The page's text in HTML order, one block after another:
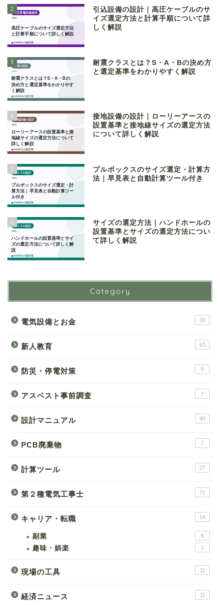
2
引込設備の設計｜高圧ケーブルのサ
イズ選定方法と計算手順について詳
しく解説
3
耐震クラスとは？S・A・Bの決め方
と選定基準をわかりやすく解説
4
接地設備の設計｜ローリーアースの
設置基準と接地線サイズの選定方法
について詳しく解説
5
プルボックスのサイズ選定・計算方
法｜早見表と自動計算ツール付き
6
サイズの選定方法｜ハンドホールの
設置基準とサイズの選定方法につい
て詳しく解説
Category
電気設備とお金 30
新人教育 53
防災・停電対策 9
アスベスト事前調査 7
設計マニュアル 40
PCB廃棄物 7
計算ツール 27
第２種電気工事士 71
キャリア・転職 14
副業 6
趣味・娯楽 1
現場の工具 11
経済ニュース 11